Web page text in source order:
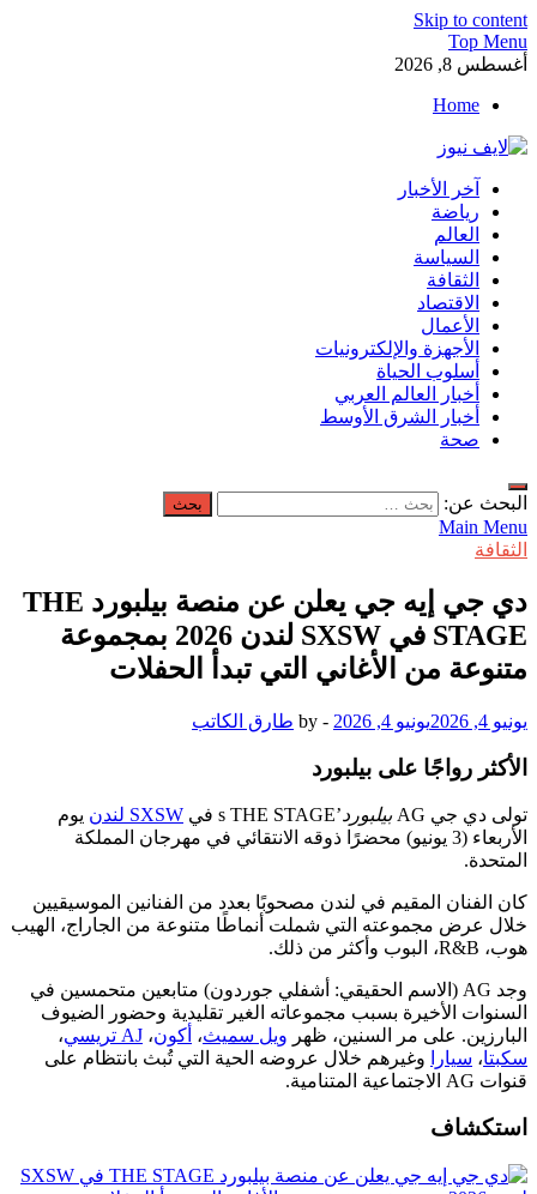
Skip to content
Top Menu
أغسطس 8, 2026
Home
لايف نيوز
آخر الأخبار العاجلة لحظة بلحظة من العالم العربي والعالم
آخر الأخبار
رياضة
العالم
السياسة
الثقافة
الاقتصاد
الأعمال
الأجهزة والإلكترونيات
أسلوب الحياة
أخبار العالم العربي
أخبار الشرق الأوسط
صحة
البحث عن:
Main Menu
الثقافة
دي جي إيه جي يعلن عن منصة بيلبورد THE
STAGE في SXSW لندن 2026 بمجموعة
متنوعة من الأغاني التي تبدأ الحفلات
يونيو 4, 2026 يونيو 4, 2026 -
by طارق الكاتب
الأكثر رواجًا على بيلبورد
تولى دي جي AG بيلبورد’s THE STAGE في SXSW لندن
يوم
الأربعاء (3 يونيو) محضرًا ذوقه الانتقائي في مهرجان المملكة
المتحدة.
كان الفنان المقيم في لندن مصحوبًا بعدد من الفنانين الموسيقيين
خلال عرض مجموعته التي شملت أنماطًا متنوعة من الجاراج، الهيب
هوب، R&B، البوب وأكثر من ذلك.
وجد AG (الاسم الحقيقي: أشفلي جوردون) متابعين متحمسين في
السنوات الأخيرة بسبب مجموعاته الغير تقليدية وحضور الضيوف
البارزين. على مر السنين، ظهر ويل سميث، أكون، AJ تريسي
،
سكبتا، سيارا
وغيرهم خلال عروضه الحية التي تُبث بانتظام على
قنوات AG الاجتماعية المتنامية.
استكشاف